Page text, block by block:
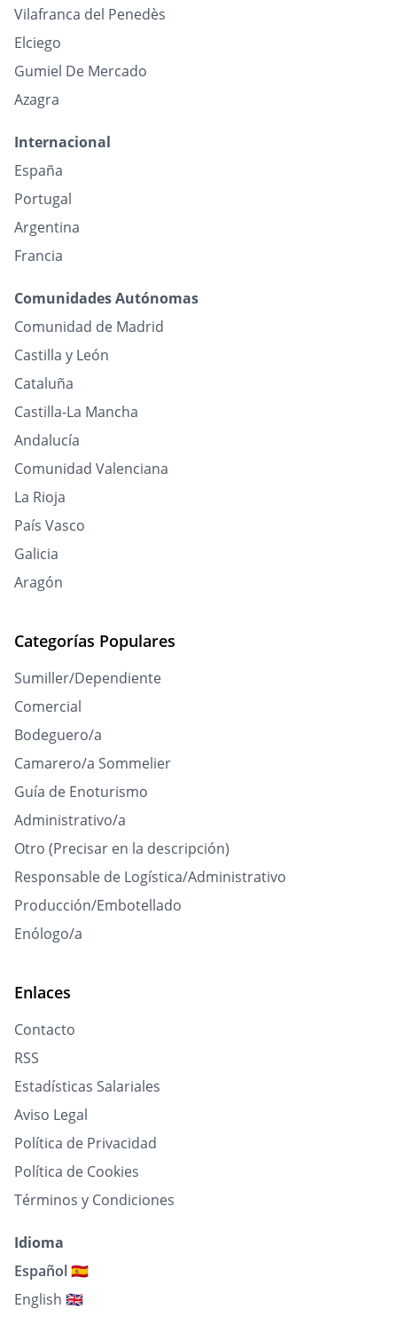
Vilafranca del Penedès
Elciego
Gumiel De Mercado
Azagra
Internacional
España
Portugal
Argentina
Francia
Comunidades Autónomas
Comunidad de Madrid
Castilla y León
Cataluña
Castilla-La Mancha
Andalucía
Comunidad Valenciana
La Rioja
País Vasco
Galicia
Aragón
Categorías Populares
Sumiller/Dependiente
Comercial
Bodeguero/a
Camarero/a Sommelier
Guía de Enoturismo
Administrativo/a
Otro (Precisar en la descripción)
Responsable de Logística/Administrativo
Producción/Embotellado
Enólogo/a
Enlaces
Contacto
RSS
Estadísticas Salariales
Aviso Legal
Política de Privacidad
Política de Cookies
Términos y Condiciones
Idioma
Español 🇪🇸
English 🇬🇧